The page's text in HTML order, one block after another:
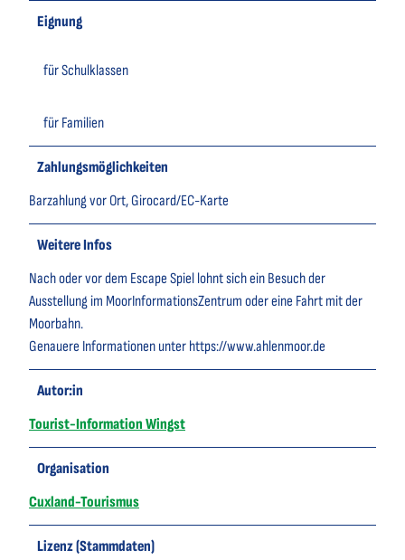
Eignung
für Schulklassen
für Familien
Zahlungsmöglichkeiten
Barzahlung vor Ort, Girocard/EC-Karte
Weitere Infos
Nach oder vor dem Escape Spiel lohnt sich ein Besuch der
Ausstellung im MoorInformationsZentrum oder eine Fahrt mit der
Moorbahn.
Genauere Informationen unter https://www.ahlenmoor.de
Autor:in
Tourist-Information Wingst
Organisation
Cuxland-Tourismus
Lizenz (Stammdaten)